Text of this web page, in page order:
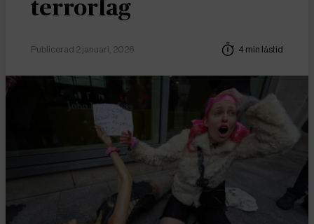
terrorlag
Publicerad 2 januari, 2026 4 min lästid